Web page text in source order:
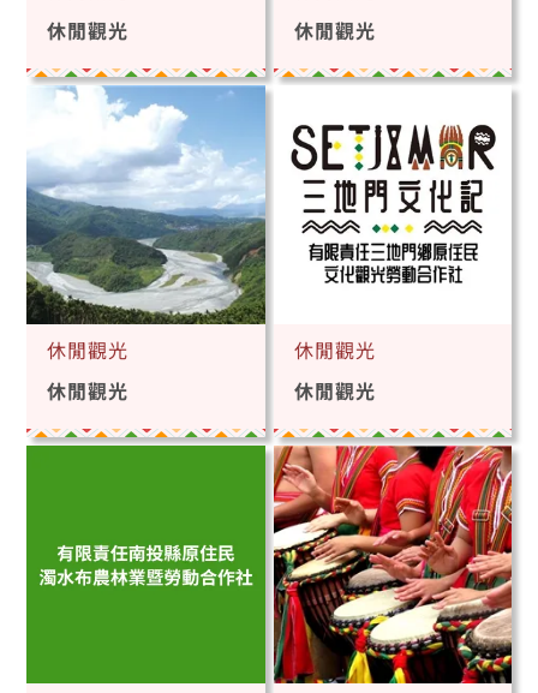
休閒觀光
休閒觀光
休閒觀光
休閒觀光
休閒觀光
休閒觀光